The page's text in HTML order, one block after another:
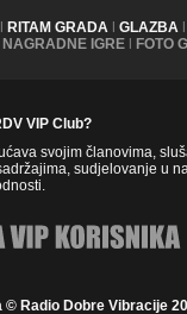
| RITAM GRADA | GLAZBA |
NAGRADNE IGRE | FOTO
VIP Club?
svojim članovima,
sudjelovanje u
© Radio Dobre Vibracije